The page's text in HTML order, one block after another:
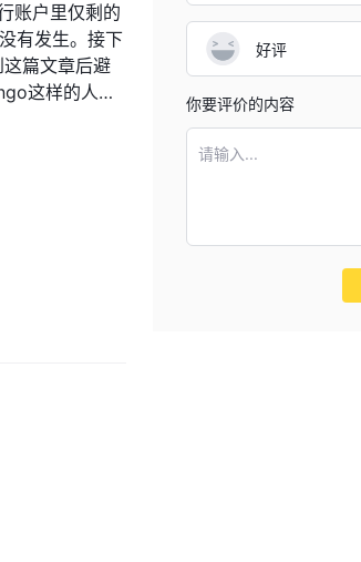
以在各种设备
黄金和白银等
通过及时了解
易。凭借超低
权限和客户经
支持。此外，
执行官主办的
账户里仅剩的
有发生。接下
篇文章后避
这样的人，
好评
你要评价的内容
请输入...